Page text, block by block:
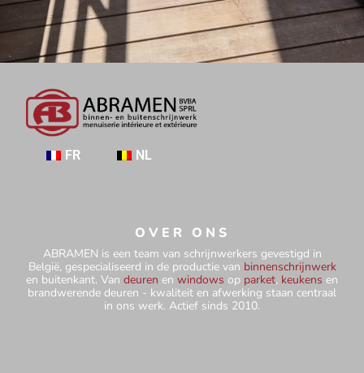
FR NL
OVER ONS
ABRAMEN is een team van schrijnwerkers gevestigd in
België, gespecialiseerd in de productie van binnenschrijnwerk
en buitenkant. Van deuren en windows op parket, keukens en
brandwerende deuren - kwaliteit en afwerking staan centraal
in ons werk. Actief sinds 2010.